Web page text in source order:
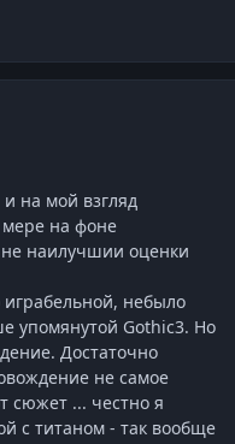
на мой взгляд
мере на фоне
наилучшии оценки
играбельной, небыло
упомянутой Gothic3. Но
Достаточно
не самое
сюжет ... честно я
с титаном - так вообще